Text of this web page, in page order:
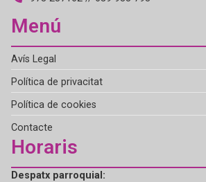
Menú
Avís Legal
Política de privacitat
Política de cookies
Contacte
Horaris
Despatx parroquial: